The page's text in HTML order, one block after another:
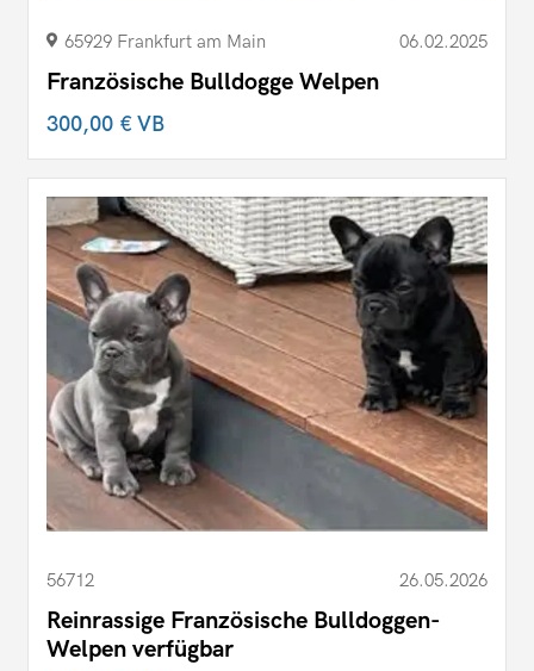
65929 Frankfurt am Main 06.02.2025
Französische Bulldogge Welpen
300,00 €VB
56712 26.05.2026
Reinrassige Französische Bulldoggen-
Welpen verfügbar